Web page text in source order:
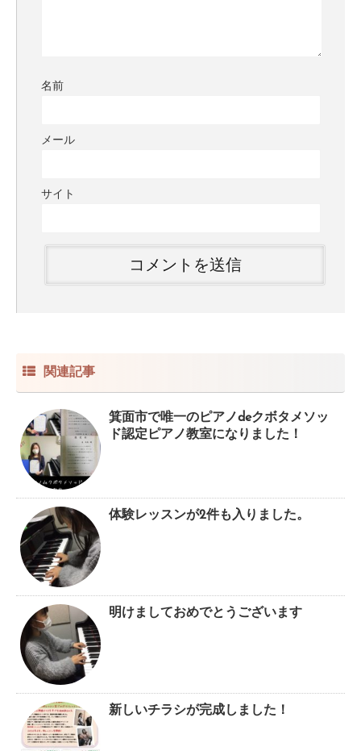
名前
メール
サイト
関連記事
箕面市で唯一のピアノdeクボタメソッ
ド認定ピアノ教室になりました！
体験レッスンが2件も入りました。
明けましておめでとうございます
新しいチラシが完成しました！